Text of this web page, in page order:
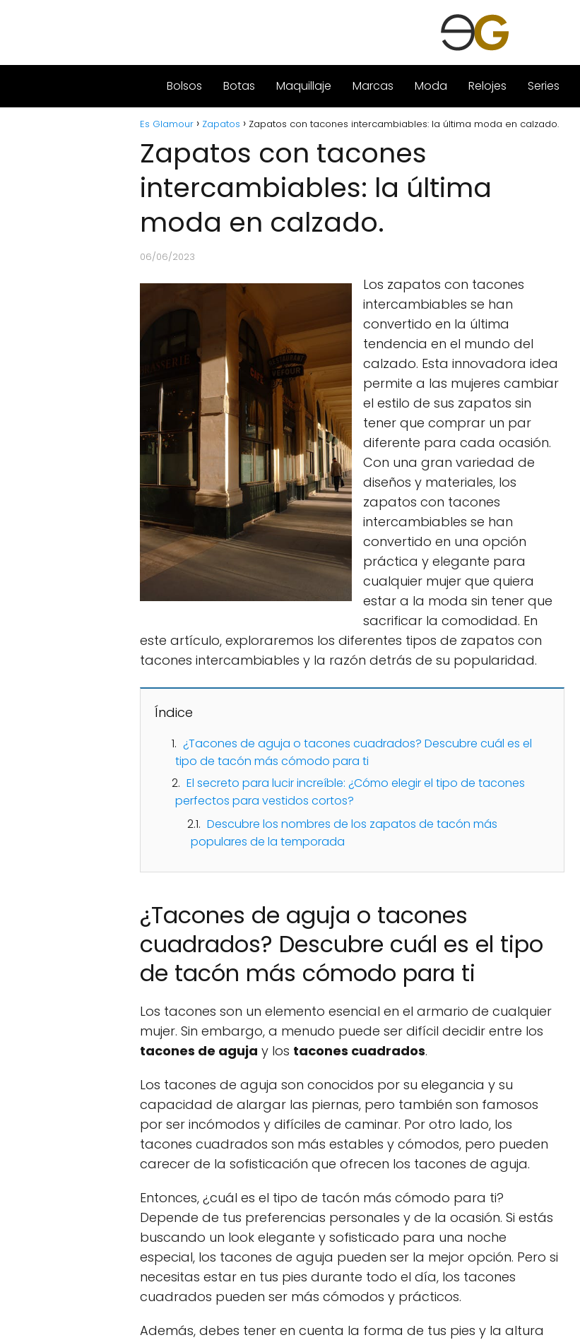
Bolsos Botas Maquillaje Marcas Moda Relojes Series
Es Glamour Zapatos Zapatos con tacones intercambiables: la última moda en calzado.
Zapatos con tacones
intercambiables: la última
moda en calzado.
06/06/2023
Los zapatos con tacones
intercambiables se han
convertido en la última
tendencia en el mundo del
calzado. Esta innovadora idea
permite a las mujeres cambiar
el estilo de sus zapatos sin
tener que comprar un par
diferente para cada ocasión.
Con una gran variedad de
diseños y materiales, los
zapatos con tacones
intercambiables se han
convertido en una opción
práctica y elegante para
cualquier mujer que quiera
estar a la moda sin tener que
sacrificar la comodidad. En
este artículo, exploraremos los diferentes tipos de zapatos con
tacones intercambiables y la razón detrás de su popularidad.
Índice
¿Tacones de aguja o tacones cuadrados? Descubre cuál es el
tipo de tacón más cómodo para ti
El secreto para lucir increíble: ¿Cómo elegir el tipo de tacones
perfectos para vestidos cortos?
Descubre los nombres de los zapatos de tacón más
populares de la temporada
¿Tacones de aguja o tacones
cuadrados? Descubre cuál es el tipo
de tacón más cómodo para ti
Los tacones son un elemento esencial en el armario de cualquier
mujer. Sin embargo, a menudo puede ser difícil decidir entre los
tacones de aguja y los tacones cuadrados.
Los tacones de aguja son conocidos por su elegancia y su
capacidad de alargar las piernas, pero también son famosos
por ser incómodos y difíciles de caminar. Por otro lado, los
tacones cuadrados son más estables y cómodos, pero pueden
carecer de la sofisticación que ofrecen los tacones de aguja.
Entonces, ¿cuál es el tipo de tacón más cómodo para ti?
Depende de tus preferencias personales y de la ocasión. Si estás
buscando un look elegante y sofisticado para una noche
especial, los tacones de aguja pueden ser la mejor opción. Pero si
necesitas estar en tus pies durante todo el día, los tacones
cuadrados pueden ser más cómodos y prácticos.
Además, debes tener en cuenta la forma de tus pies y la altura